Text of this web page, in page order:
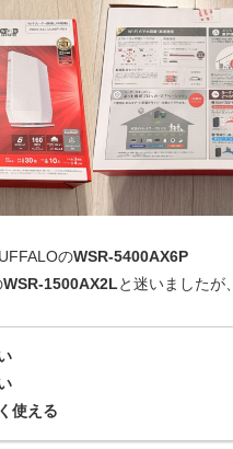
のWSR-5400AX6P
WSR-1500AX2Lと迷いましたが、
使える